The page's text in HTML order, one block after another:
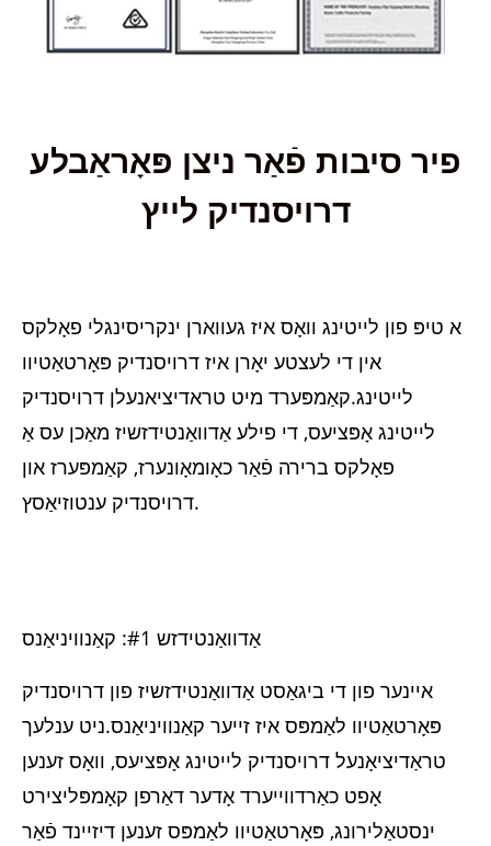
פיר סיבות פֿאַר ניצן פּאָראַבלע
דרויסנדיק לייץ
א טיפּ פון לייטינג וואָס איז געווארן ינקריסינגלי פאָלקס
אין די לעצטע יאָרן איז דרויסנדיק פּאָרטאַטיוו
לייטינג.קאַמפּערד מיט טראדיציאנעלן דרויסנדיק
לייטינג אָפּציעס, די פילע אַדוואַנטידזשיז מאַכן עס אַ
פאָלקס ברירה פֿאַר כאָומאָונערז, קאַמפּערז און
דרויסנדיק ענטוזיאַסץ.
אַדוואַנטידזש #1: קאַנוויניאַנס
איינער פון די ביגאַסט אַדוואַנטידזשיז פון דרויסנדיק
פּאָרטאַטיוו לאַמפּס איז זייער קאַנוויניאַנס.ניט ענלעך
טראַדיציאָנעל דרויסנדיק לייטינג אָפּציעס, וואָס זענען
אָפט כאַרדווייערד אָדער דאַרפן קאָמפּליצירט
ינסטאַלירונג, פּאָרטאַטיוו לאַמפּס זענען דיזיינד פֿאַר